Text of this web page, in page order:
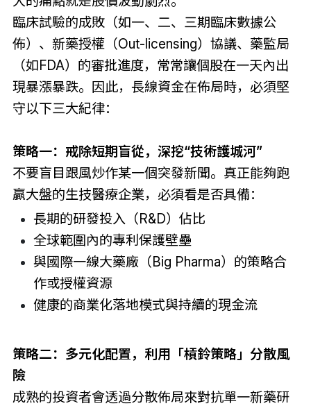
臨床試驗的成敗（如一、二、三期臨床數據公
佈）、新藥授權（Out-licensing）協議、藥監局
（如FDA）的審批進度，常常讓個股在一天內出
現暴漲暴跌。因此，長線資金在佈局時，必須堅
守以下三大紀律：
策略一：戒除短期盲從，深挖“技術護城河”
不要盲目跟風炒作某一個突發新聞。真正能夠跑
贏大盤的生技醫療企業，必須看是否具備：
長期的研發投入（R&D）佔比
全球範圍內的專利保護壁壘
與國際一線大藥廠（Big Pharma）的策略合
作或授權資源
健康的商業化落地模式與持續的現金流
策略二：多元化配置，利用「槓鈴策略」分散風
險
成熟的投資者會透過分散佈局來對抗單一新藥研